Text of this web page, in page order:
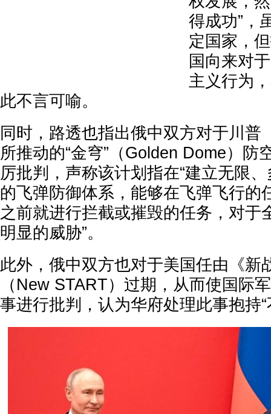
得成功”，
定国家，
国向来对
主义行为
此不言可喻。
同时，路透也指出俄中双方对于川普
所推动的“金穹”（Golden Dome）防
厉批判，声称该计划指在“建立无限
的飞弹防御体系，能够在飞弹飞行的
之前就进行拦截或摧毁的任务，对于
明显的威胁”。
此外，俄中双方也对于美国任由《新
（New START）过期，从而使国际
事进行批判，认为华府处理此事抱持